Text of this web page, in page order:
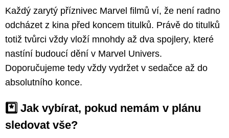
Každý zarytý příznivec Marvel filmů ví, že není radno
odcházet z kina před koncem titulků. Právě do titulků
totiž tvůrci vždy vloží mnohdy až dva spojlery, které
nastíní budoucí dění v Marvel Univers.
Doporučujeme tedy vždy vydržet v sedačce až do
absolutního konce.
*️⃣ Jak vybírat, pokud nemám v plánu
sledovat vše?